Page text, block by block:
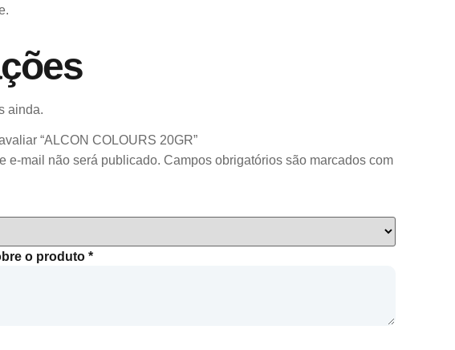
ainda.
“ALCON COLOURS 20GR”
e-mail não será publicado. Campos obrigatórios são marcados com
o produto *